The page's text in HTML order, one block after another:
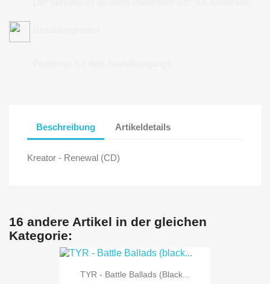
Beschreibung Artikeldetails
Kreator - Renewal (CD)
16 andere Artikel in der gleichen
Kategorie:
TYR - Battle Ballads (black...